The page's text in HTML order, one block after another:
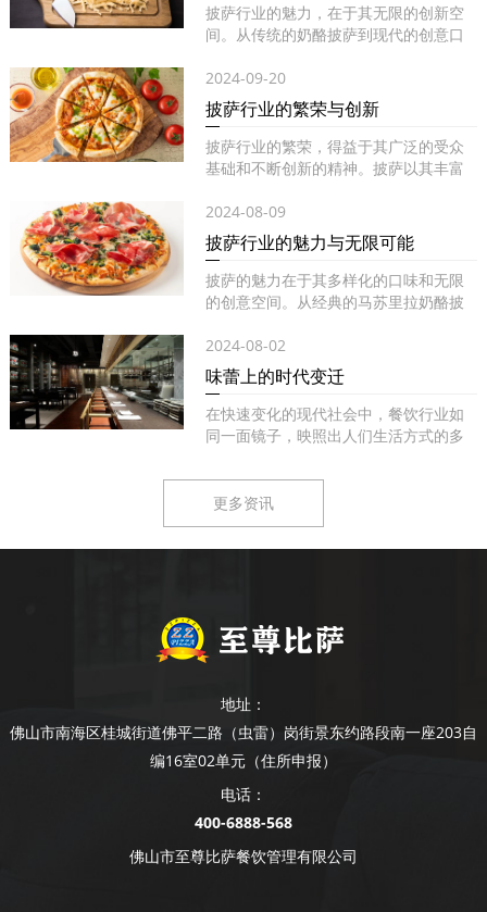
披萨行业的魅力，在于其无限的创新空
间。从传统的奶酪披萨到现代的创意口
2024-09-20
披萨行业的繁荣与创新
披萨行业的繁荣，得益于其广泛的受众
基础和不断创新的精神。披萨以其丰富
2024-08-09
披萨行业的魅力与无限可能
披萨的魅力在于其多样化的口味和无限
的创意空间。从经典的马苏里拉奶酪披
2024-08-02
味蕾上的时代变迁
在快速变化的现代社会中，餐饮行业如
同一面镜子，映照出人们生活方式的多
更多资讯
地址：
佛山市南海区桂城街道佛平二路（虫雷）岗街景东约路段南一座203自
编16室02单元（住所申报）
电话：
400-6888-568
佛山市至尊比萨餐饮管理有限公司